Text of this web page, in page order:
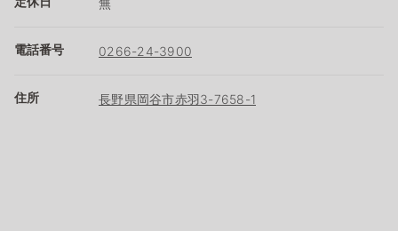
無
電話番号 0266-24-3900
住所 長野県岡谷市赤羽3-7658-1